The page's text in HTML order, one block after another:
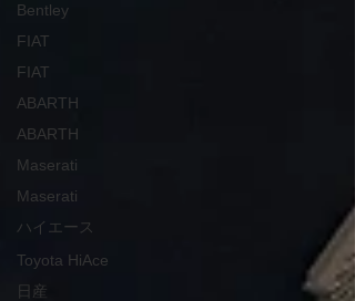
Bentley
FIAT
FIAT
ABARTH
ABARTH
Maserati
Maserati
ハイエース
Toyota HiAce
日産